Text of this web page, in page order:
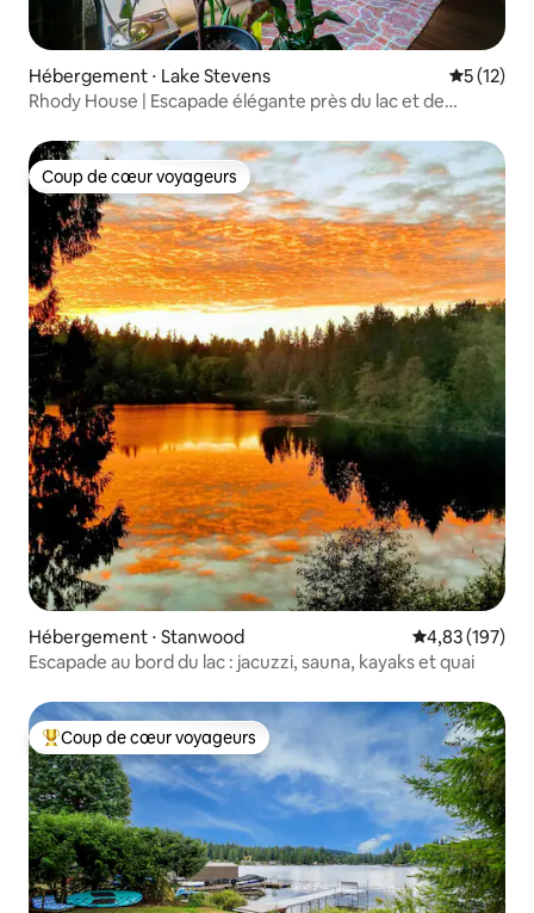
Hébergement ⋅ Lake Stevens
5 (12)
Rhody House | Escapade élégante près du lac et de
Coup de cœur voyageurs
Coup de cœur voyageurs
Hébergement ⋅ Stanwood Évaluation
4,83 (197)
Escapade au bord du lac : jacuzzi, sauna, kayaks et quai
Coups de cœur voyageurs les plus appréciés
Coup de cœur voyageurs